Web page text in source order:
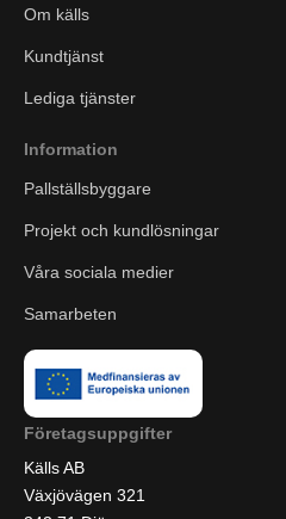
Om källs
Kundtjänst
Lediga tjänster
Information
Pallställsbyggare
Projekt och kundlösningar
Våra sociala medier
Samarbeten
Företagsuppgifter
Källs AB
Växjövägen 321